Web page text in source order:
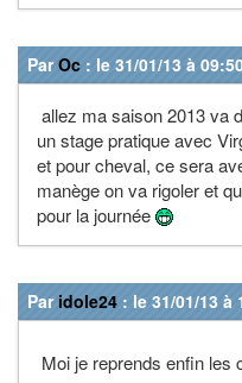
ParOc : le 31/01/13 à
allez ma saison 2013 va
un stage pratique avec
et pour cheval, ce sera
manège on va rigoler et
pour la journée
Par idole24 : le 31/01/13 à
Moi je reprends enfin les